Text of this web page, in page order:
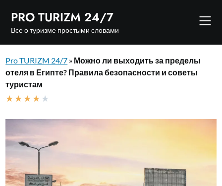
content
PRO TURIZM 24/7
Все о туризме простыми словами
Pro TURIZM 24/7 » Можно ли выходить за пределы
отеля в Египте? Правила безопасности и советы
туристам
★★★★ ★